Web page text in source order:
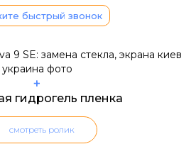
быстрый звонок
+
гидрогель пленка
смотреть ролик